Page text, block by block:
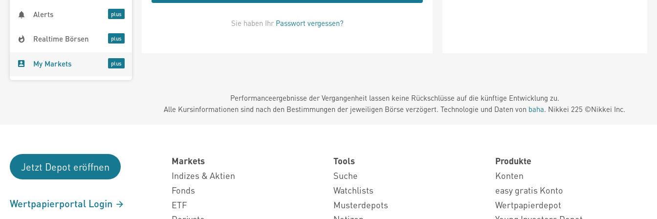
Alerts
Realtime Börsen
My Markets
Sie haben Ihr Passwort vergessen?
Performanceergebnisse der Vergangenheit lassen keine Rückschlüsse auf die künftige Entwicklung zu.
Alle Kursinformationen sind nach den Bestimmungen der jeweiligen Börse verzögert. Technologie und Daten von baha. Nikkei 225 ©Nikkei Inc.
Jetzt Depot eröffnen
Wertpapierportal Login
Markets
Indizes & Aktien
Fonds
ETF
Tools
Suche
Watchlists
Musterdepots
Produkte
Konten
easy gratis Konto
Wertpapierdepot